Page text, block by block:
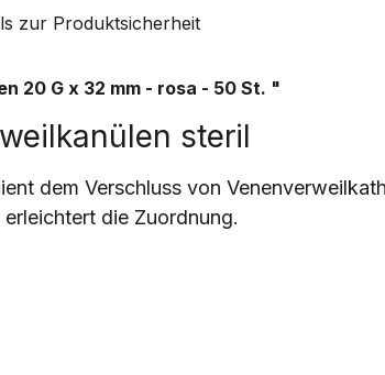
zur Produktsicherheit
20 G x 32 mm - rosa - 50 St. "
steril
dem Verschluss von
die Zuordnung.